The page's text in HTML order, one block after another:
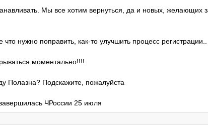
Мы все хотим вернуться, да и новых, желающих
нужно поправить, как-то улучшить процесс регистрации..
моментально!!!!
Полазна? Подскажите, пожалуйста
ЧРоссии 25 июля